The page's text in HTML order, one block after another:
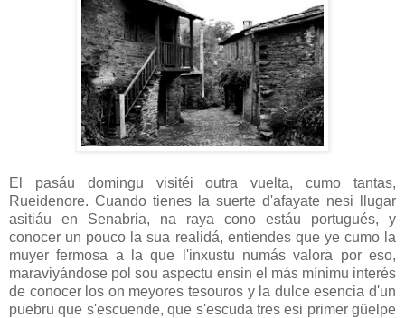
El pasáu domingu visitéi outra vuelta, cumo tantas,
Rueidenore. Cuando tienes la suerte d'afayate nesi llugar
asitiáu en Senabria, na raya cono estáu portugués, y
conocer un pouco la sua realidá, entiendes que ye cumo la
muyer fermosa a la que l'inxustu numás valora por eso,
maraviyándose pol sou aspectu ensin el más mínimu interés
de conocer los on meyores tesouros y la dulce esencia d'un
puebru que s'escuende, que s'escuda tres esi primer güelpe